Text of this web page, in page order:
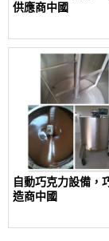
供應商中國
自動巧克力設備，
造商中國